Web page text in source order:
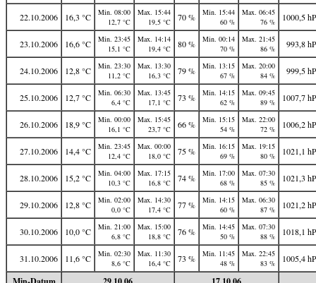
22.10.2006 16,3 °C
Min. 08:00
12,7 °C
Max. 15:44
19,5 °C
70 %
Min. 15:44
60 %
Max. 06:45
76 %
1000,5
23.10.2006 16,6 °C
Min. 23:45
15,1 °C
Max. 14:14
19,4 °C
80 %
Min. 00:14
70 %
Max. 21:45
86 %
993,8
24.10.2006 12,8 °C
Min. 23:30
11,2 °C
Max. 13:30
16,3 °C
79 %
Min. 13:15
67 %
Max. 20:00
84 %
999,5
25.10.2006 12,7 °C
Min. 06:30
6,4 °C
Max. 13:45
17,1 °C
73 %
Min. 14:15
62 %
Max. 09:45
89 %
1007,7
26.10.2006 18,9 °C
Min. 00:00
16,1 °C
Max. 15:45
23,7 °C
66 %
Min. 15:15
54 %
Max. 22:00
72 %
1006,2
27.10.2006 14,4 °C
Min. 23:45
12,4 °C
Max. 00:00
18,0 °C
75 %
Min. 16:15
69 %
Max. 19:15
80 %
1021,1
28.10.2006 15,2 °C
Min. 04:00
10,3 °C
Max. 17:15
16,8 °C
74 %
Min. 17:00
68 %
Max. 07:30
85 %
1021,3
29.10.2006 12,8 °C
Min. 02:00
0,0 °C
Max. 14:30
17,4 °C
77 %
Min. 14:15
60 %
Max. 06:30
87 %
1021,2
30.10.2006 10,0 °C
Min. 21:00
6,8 °C
Max. 15:00
18,8 °C
76 %
Min. 14:45
50 %
Max. 07:30
88 %
1018,1
31.10.2006 11,6 °C
Min. 02:30
8,6 °C
Max. 11:30
16,4 °C
73 %
Min. 11:45
48 %
Max. 22:45
83 %
1005,4